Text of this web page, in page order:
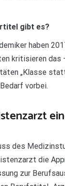
gibt es?
haben
kritisieren das
„Klasse
vorbei.
des
die
zur